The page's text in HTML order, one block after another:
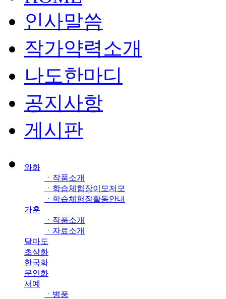
인사말씀
작가약력소개
나도한마디
공지사항
게시판
와화
ㆍ작품소개
ㆍ학습체험장이모저모
ㆍ학습체험장활동안내
가훈
ㆍ작품소개
ㆍ자료소개
달마도
초상화
한국화
문인화
서예
ㆍ병풍